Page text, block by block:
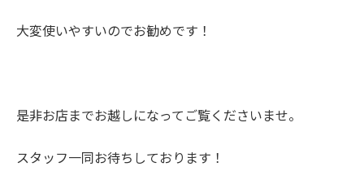
大変使いやすいのでお勧めです！
是非お店までお越しになってご覧くださいませ。
スタッフ一同お待ちしております！